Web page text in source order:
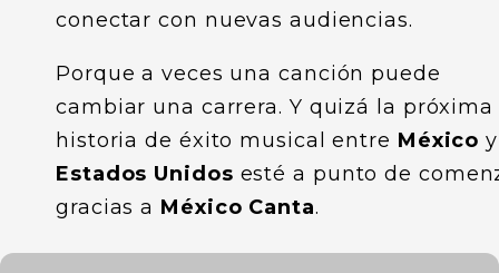
conectar con nuevas audiencias.
Porque a veces una canción puede
cambiar una carrera. Y quizá la próxima
historia de éxito musical entre México y
Estados Unidos esté a punto de
gracias a México Canta.